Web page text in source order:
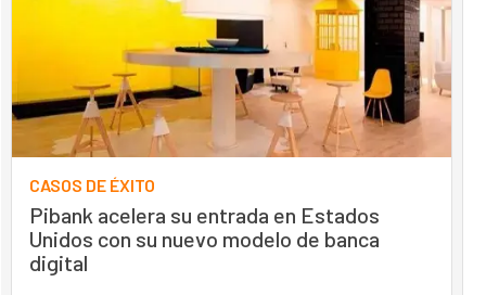
CASOS DE ÉXITO
Pibank acelera su entrada en Estados
Unidos con su nuevo modelo de banca
digital